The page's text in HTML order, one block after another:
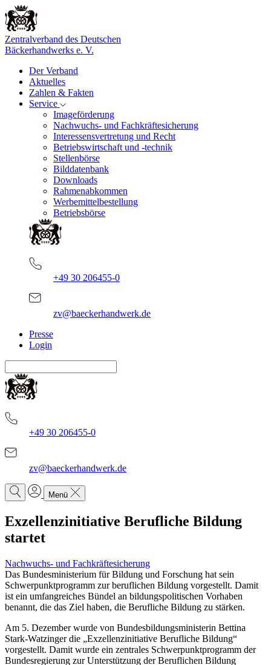
Zentralverband des Deutschen
Bäckerhandwerks e. V.
Der Verband
Aktuelles
Zahlen & Fakten
Service
Imageförderung
Nachwuchs- und Fachkräftesicherung
Interessensvertretung und Recht
Betriebswirtschaft und -technik
Stellenbörse
Bilddatenbank
Downloads
Rahmenabkommen
Werbemittelbestellung
Betriebsbörse
+49 30 206455-0
zv@baeckerhandwerk.de
Presse
Login
+49 30 206455-0
zv@baeckerhandwerk.de
Menü
Exzellenzinitiative Berufliche Bildung
startet
Nachwuchs- und Fachkräftesicherung
Das Bundesministerium für Bildung und Forschung hat sein
Schwerpunktprogramm zur beruflichen Bildung vorgestellt. Damit
ist ein umfangreiches Bündel an bildungspolitischen Vorhaben
benannt, die das Ziel haben, die Berufliche Bildung zu stärken.
Am 5. Dezember wurde von Bundesbildungsministerin Bettina
Stark-Watzinger die „Exzellenzinitiative Berufliche Bildung“
vorgestellt. Damit wurde ein zentrales Schwerpunktprogramm der
Bundesregierung zur Unterstützung der Beruflichen Bildung